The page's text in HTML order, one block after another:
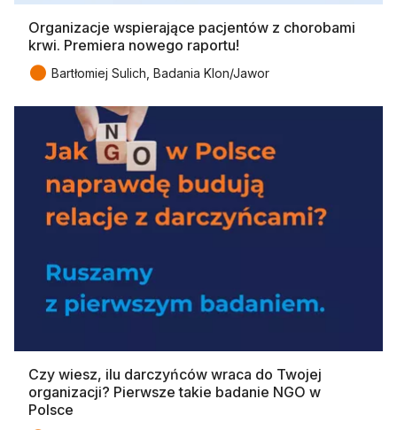
Organizacje wspierające pacjentów z chorobami
krwi. Premiera nowego raportu!
● Bartłomiej Sulich, Badania Klon/Jawor
Czy wiesz, ilu darczyńców wraca do Twojej
organizacji? Pierwsze takie badanie NGO w
Polsce